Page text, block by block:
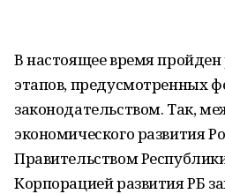
В настоящее время
этапов, предусмотренных
законодательством. Так,
экономического развития
Правительством
Корпорацией развития РБ